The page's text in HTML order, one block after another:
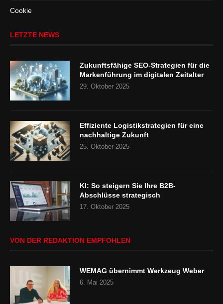
Cookie
LETZTE NEWS
Zukunftsfähige SEO-Strategien für die
Markenführung im digitalen Zeitalter
29. Oktober 2025
Effiziente Logistikstrategien für eine
nachhaltige Zukunft
25. Oktober 2025
KI: So steigern Sie Ihre B2B-
Abschlüsse strategisch
17. Oktober 2025
VON DER REDAKTION EMPFOHLEN
WEMAG übernimmt Werkzeug Weber
6. Mai 2025